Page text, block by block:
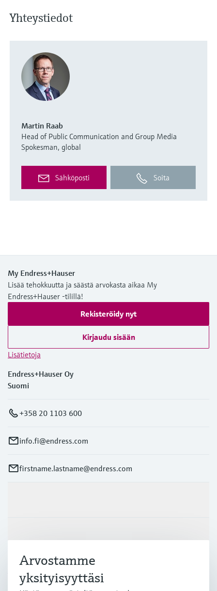
Yhteystiedot
Martin Raab
Head of Public Communication and Group Media
Spokesman, global
Sähköposti Soita
My Endress+Hauser
Lisää tehokkuutta ja säästä arvokasta aikaa My
Endress+Hauser -tilillä!
Rekisteröidy nyt
Kirjaudu sisään
Lisätietoja
Endress+Hauser Oy
Suomi
+358 20 1103 600
info.fi@endress.com
firstname.lastname@endress.com
Asiakastuki
Arvostamme
yksityisyyttäsi